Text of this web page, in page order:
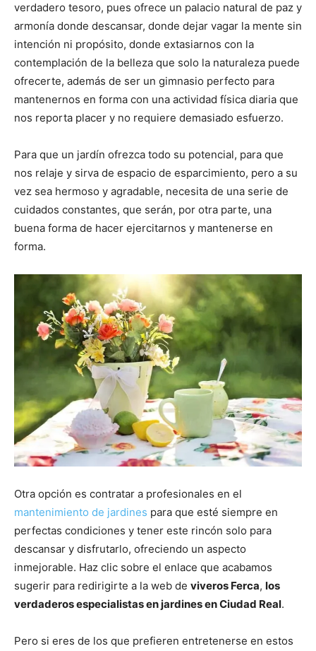
verdadero tesoro, pues ofrece un palacio natural de paz y
armonía donde descansar, donde dejar vagar la mente sin
intención ni propósito, donde extasiarnos con la
contemplación de la belleza que solo la naturaleza puede
ofrecerte, además de ser un gimnasio perfecto para
mantenernos en forma con una actividad física diaria que
nos reporta placer y no requiere demasiado esfuerzo.
Para que un jardín ofrezca todo su potencial, para que
nos relaje y sirva de espacio de esparcimiento, pero a su
vez sea hermoso y agradable, necesita de una serie de
cuidados constantes, que serán, por otra parte, una
buena forma de hacer ejercitarnos y mantenerse en
forma.
Otra opción es contratar a profesionales en el
mantenimiento de jardines para que esté siempre en
perfectas condiciones y tener este rincón solo para
descansar y disfrutarlo, ofreciendo un aspecto
inmejorable. Haz clic sobre el enlace que acabamos
sugerir para redirigirte a la web de viveros Ferca, los
verdaderos especialistas en jardines en Ciudad Real.
Pero si eres de los que prefieren entretenerse en estos